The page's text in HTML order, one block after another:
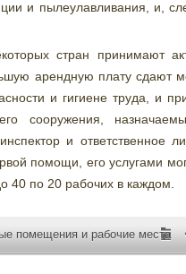
и пылеулавливания, и,
стран принимают
арендную плату сдают
и гигиене труда, и
сооружения,
и
помощи, его услугами
40 по 20 рабочих в каждом.
помещения и рабочие места